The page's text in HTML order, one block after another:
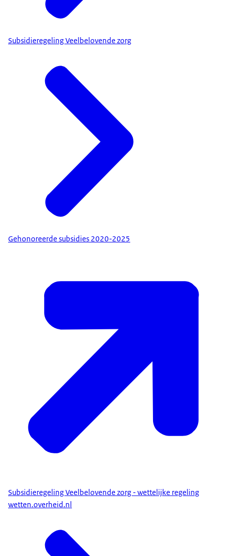
Subsidieregeling Veelbelovende zorg
Gehonoreerde subsidies 2020-2025
Subsidieregeling Veelbelovende zorg - wettelijke regeling
wetten.overheid.nl